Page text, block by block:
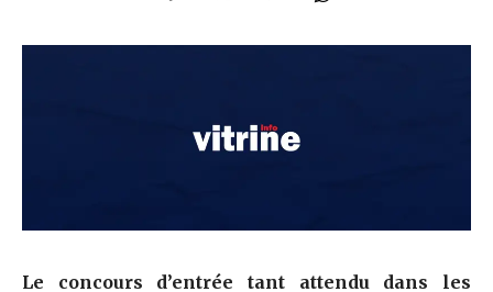
Le concours d’entrée tant attendu dans les